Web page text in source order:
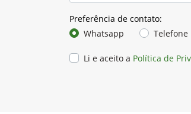
Preferência de contato:
Whatsapp
Telefone
Li e aceito a Política de